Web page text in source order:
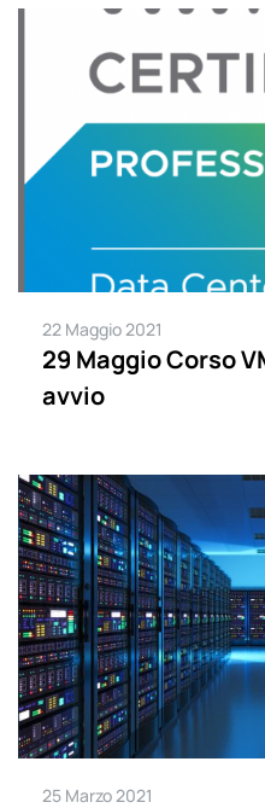
22 Maggio 2021
29 Maggio Corso
avvio
25 Marzo 2021